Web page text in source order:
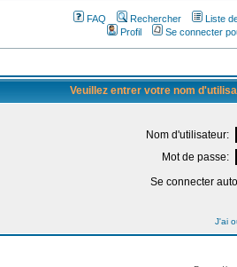
FAQ Rechercher
Liste
Profil
Se connecter
Veuillez entrer votre nom
Nom d'utilisateur:
Mot de passe:
Se connecter
J'ai